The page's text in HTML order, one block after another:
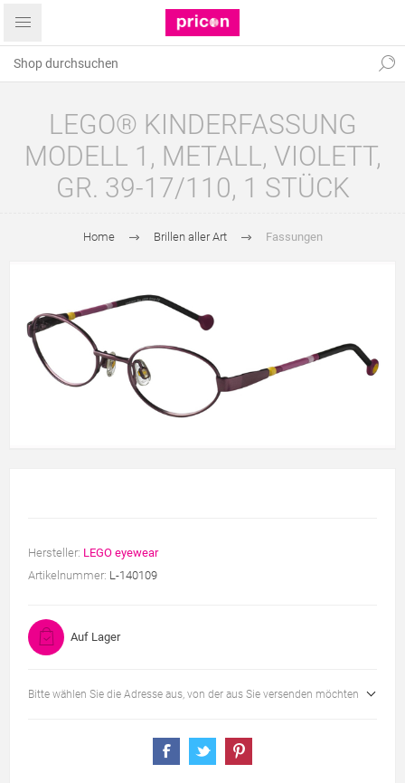
LEGO® KINDERFASSUNG
MODELL 1, METALL, VIOLETT,
GR. 39-17/110, 1 STÜCK
Home Brillen aller Art Fassungen
Hersteller: LEGO eyewear
Artikelnummer: L-140109
Auf Lager
Bitte wählen Sie die Adresse aus, von der aus Sie versenden möchten